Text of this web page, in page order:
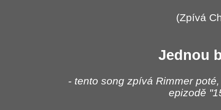
(Zpívá
Jednou
- tento song zpívá Rimmer
epizodě